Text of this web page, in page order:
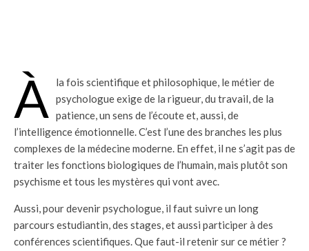
À
la fois scientifique et philosophique, le métier de
psychologue exige de la rigueur, du travail, de la
patience, un sens de l’écoute et, aussi, de
l’intelligence émotionnelle. C’est l’une des branches les plus
complexes de la médecine moderne. En effet, il ne s’agit pas de
traiter les fonctions biologiques de l’humain, mais plutôt son
psychisme et tous les mystères qui vont avec.
Aussi, pour devenir psychologue, il faut suivre un long
parcours estudiantin, des stages, et aussi participer à des
conférences scientifiques. Que faut-il retenir sur ce métier ?